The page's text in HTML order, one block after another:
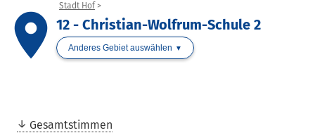
place
Stadt Hof
12 - Christian-Wolfrum-Schule 2
Anderes Gebiet auswählen
Gesamtstimmen